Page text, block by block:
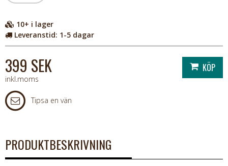
10+ i lager
Leveranstid: 1-5 dagar
399 SEK
inkl.moms
Tipsa en vän
PRODUKTBESKRIVNING